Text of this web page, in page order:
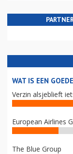
WAT IS EEN
Verzin alsjeblieft
European Airlines
The Blue Group